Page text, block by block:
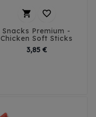
 
Snacks Premium -
Chicken Soft Sticks
3,85 €Prix